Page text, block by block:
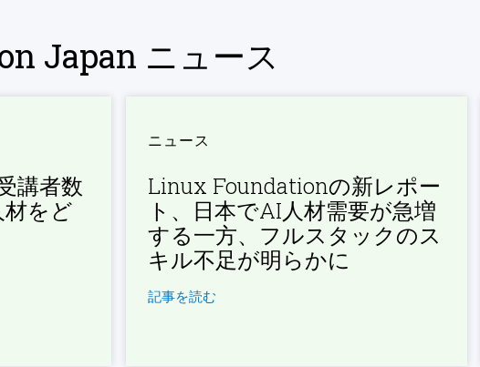
Japan ニュース
講者数
をど
ニュース
Linux Foundationの新レポー
ト、日本でAI人材需要が急増
する一方、フルスタックのス
キル不足が明らかに
記事を読む